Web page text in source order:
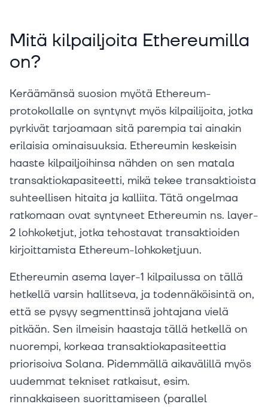
Mitä kilpailjoita Ethereumilla
on?
Keräämänsä suosion myötä Ethereum-
protokollalle on syntynyt myös kilpailijoita, jotka
pyrkivät tarjoamaan sitä parempia tai ainakin
erilaisia ominaisuuksia. Ethereumin keskeisin
haaste kilpailjoihinsa nähden on sen matala
transaktiokapasiteetti, mikä tekee transaktioista
suhteellisen hitaita ja kalliita. Tätä ongelmaa
ratkomaan ovat syntyneet Ethereumin ns. layer-
2 lohkoketjut, jotka tehostavat transaktioiden
kirjoittamista Ethereum-lohkoketjuun.
Ethereumin asema layer-1 kilpailussa on tällä
hetkellä varsin hallitseva, ja todennäköisintä on,
että se pysyy segmenttinsä johtajana vielä
pitkään. Sen ilmeisin haastaja tällä hetkellä on
nuorempi, korkeaa transaktiokapasiteettia
priorisoiva Solana. Pidemmällä aikavälillä myös
uudemmat tekniset ratkaisut, esim.
rinnakkaiseen suorittamiseen (parallel